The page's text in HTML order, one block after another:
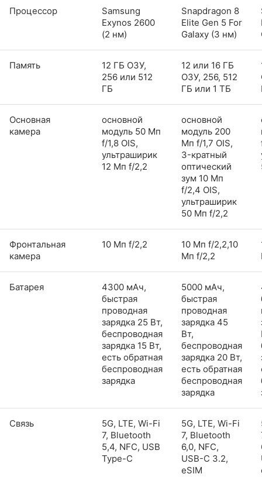
Процессор
Samsung
Exynos 2600
(2 нм)
Snapdragon 8
Elite Gen 5 For
Galaxy (3 нм)
Память
12 ГБ ОЗУ,
256 или 512
ГБ
12 или 16 ГБ
ОЗУ, 256, 512
ГБ или 1 ТБ
Основная
камера
основной
модуль 50 Мп
f/1,8 OIS,
ультраширик
12 Мп f/2,2
основной
модуль 200
Мп f/1,7 OIS,
3-кратный
оптический
зум 10 Мп
f/2,4 OIS,
ультраширик
50 Мп f/2,2
Фронтальная
камера
10 Мп f/2,2
10 Мп f/2,2,10
Мп f/2,2
Батарея
4300 мАч,
быстрая
проводная
зарядка 25 Вт,
беспроводная
зарядка 15 Вт,
есть обратная
беспроводная
зарядка
5000 мАч,
быстрая
проводная
зарядка 45
Вт,
беспроводная
зарядка 20 Вт,
есть обратная
беспроводная
зарядка
Связь
5G, LTE, Wi-Fi
7, Bluetooth
5,4, NFC, USB
Type-C
5G, LTE, Wi-Fi
7, Bluetooth
6,0, NFC,
USB-C 3.2,
eSIM